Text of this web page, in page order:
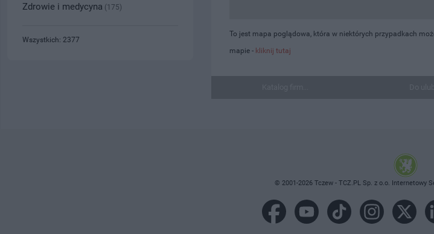
To jest mapa poglądowa, która w niektórych przypadkach
mapie - kliknij tutaj
Zdrowie i medycyna (175)
Wszystkich: 2377
© 2001-2026 Tczew - TCZ.PL Sp. z o.o. Internetowy